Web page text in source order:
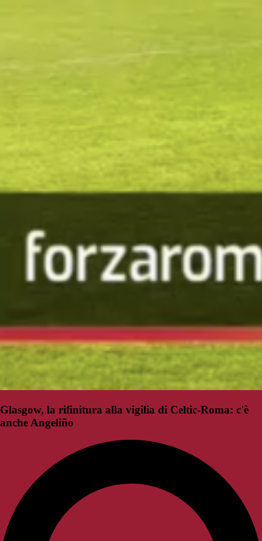
Glasgow, la rifinitura alla vigilia di Celtic-Roma: c'è
anche Angeliño